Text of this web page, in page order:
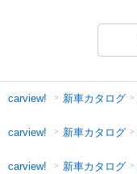
carview! 新車カタログ
carview! 新車カタログ
carview! 新車カタログ